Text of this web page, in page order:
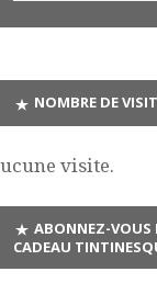
NOMBRE DE
visite.
ABONNEZ-VOUS
CADEAU